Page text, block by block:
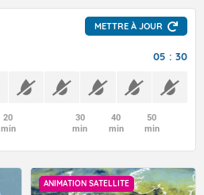
METTRE À JOUR
05 : 30
20
min
30
min
40
min
50
min
ANIMATION SATELLITE